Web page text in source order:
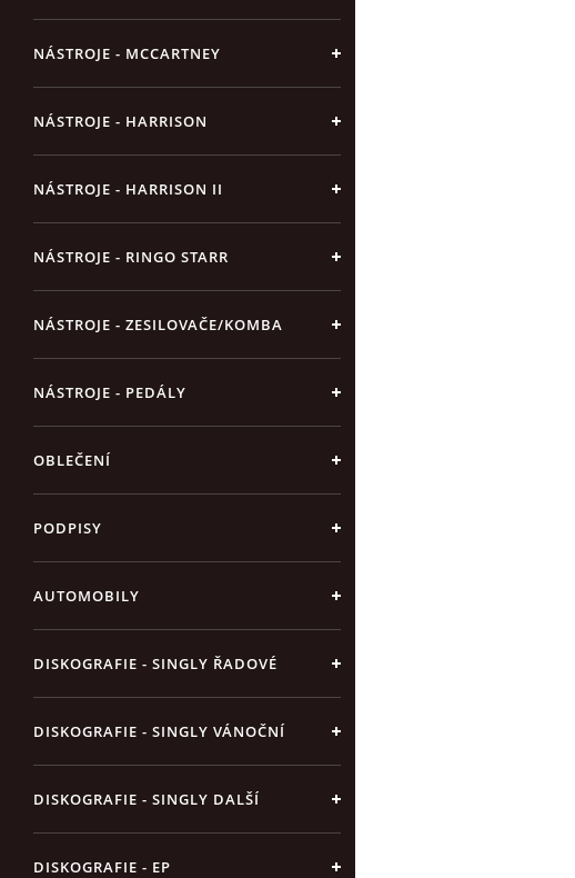
NÁSTROJE - MCCARTNEY
NÁSTROJE - HARRISON
NÁSTROJE - HARRISON II
NÁSTROJE - RINGO STARR
NÁSTROJE - ZESILOVAČE/KOMBA
NÁSTROJE - PEDÁLY
OBLEČENÍ
PODPISY
AUTOMOBILY
DISKOGRAFIE - SINGLY ŘADOVÉ
DISKOGRAFIE - SINGLY VÁNOČNÍ
DISKOGRAFIE - SINGLY DALŠÍ
DISKOGRAFIE - EP